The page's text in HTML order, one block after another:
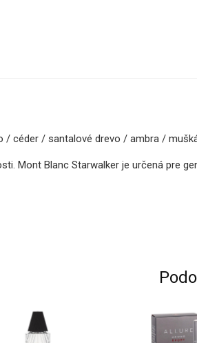
céder / santalové drevo / ambra /
Mont Blanc Starwalker je určená pre